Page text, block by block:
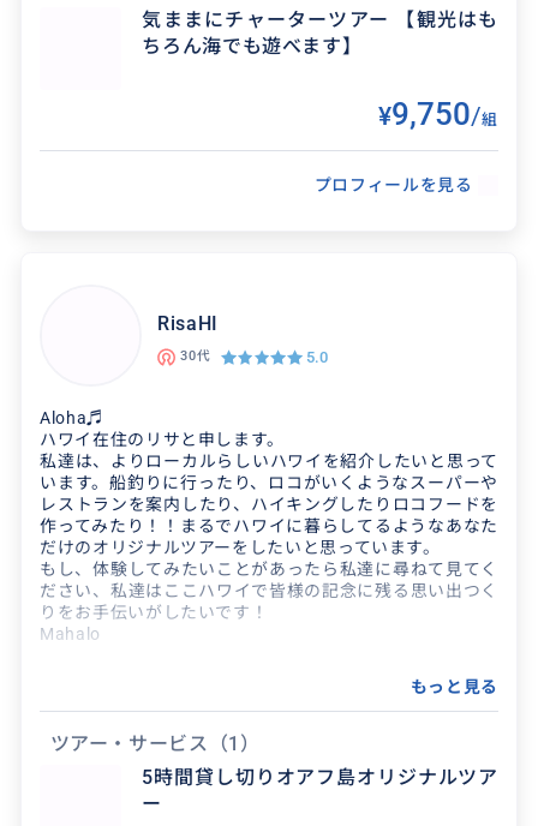
ームがつけられているほど、自然が豊かでみず
クチコミ
カウアイ島を満喫
20代 2026/5/4
どんなプランでも対応してくれます！ 事前にいろ
いろ決めてもいいですし、当日にプランを組んで
最高でした
40代 2026/8/5
ノースショアではたくさんの魚と一緒に泳ぐこと
ができて、まるで水槽の中を泳いでいるみたいで
本当に感動しました。 行きたい場所ややりたいこ
とを伝えると...
気ままにチャーターツアー 【観光はも
ちろん海でも遊べます】
¥9,750/組
プロフィールを見る
RisaHI
30代 5.0
Aloha♬
ハワイ在住のリサと申します。
私達は、よりローカルらしいハワイを紹介したいと思って
います。船釣りに行ったり、ロコがいくようなスーパーや
レストランを案内したり、ハイキングしたりロコフードを
作ってみたり！！まるでハワイに暮らしてるようなあなた
だけのオリジナルツアーをしたいと思っています。
もし、体験してみたいことがあったら私達に尋ねて見てく
ださい、私達はここハワイで皆様の記念に残る思い出つく
りをお手伝いがしたいです！
Mahalo
得意なジャンル / 分野
もっと見る
ツアー・サービス （1）
5時間貸し切りオアフ島オリジナルツア
ー